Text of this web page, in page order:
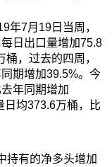
年7月19日当周，
日出口量增加75.8
，过去的四周，
期增加39.5%。今
年同期增加
日均373.6万桶，比
持有的净多头增加